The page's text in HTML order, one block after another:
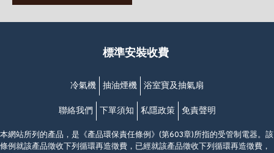
(堅尼地城地鐵站B出口)
(10:00am-20:30pm)
營業時間:
香港香港仔成都道20-28號
(黃竹坑地鐵站轉4M專線小巴)
標準安裝收費
冷氣機 抽油煙機 浴室寶及抽氣扇
聯絡我們 下單須知 私隱政策 免責聲明
本網站所列的產品，是《產品環保責任條例》(第603章)所指的受管制電器。該
條例就該產品徵收下列循環再造徵費，已經就該產品徵收下列循環再造徵費，